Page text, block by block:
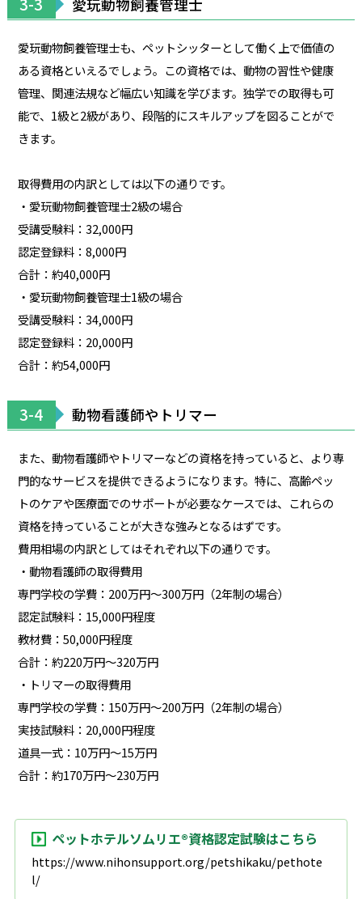
愛玩動物飼養管理士
愛玩動物飼養管理士も、ペットシッターとして働く上で価値の
ある資格といえるでしょう。この資格では、動物の習性や健康
管理、関連法規など幅広い知識を学びます。独学での取得も可
能で、1級と2級があり、段階的にスキルアップを図ることがで
きます。
取得費用の内訳としては以下の通りです。
・愛玩動物飼養管理士2級の場合
受講受験料：32,000円
認定登録料：8,000円
合計：約40,000円
・愛玩動物飼養管理士1級の場合
受講受験料：34,000円
認定登録料：20,000円
合計：約54,000円
3-4 動物看護師やトリマー
また、動物看護師やトリマーなどの資格を持っていると、より専
門的なサービスを提供できるようになります。特に、高齢ペッ
トのケアや医療面でのサポートが必要なケースでは、これらの
資格を持っていることが大きな強みとなるはずです。
費用相場の内訳としてはそれぞれ以下の通りです。
・動物看護師の取得費用
専門学校の学費：200万円～300万円（2年制の場合）
認定試験料：15,000円程度
教材費：50,000円程度
合計：約220万円～320万円
・トリマーの取得費用
専門学校の学費：150万円～200万円（2年制の場合）
実技試験料：20,000円程度
道具一式：10万円～15万円
合計：約170万円～230万円
ペットホテルソムリエ®資格認定試験はこちら
https://www.nihonsupport.org/petshikaku/pethote
l/